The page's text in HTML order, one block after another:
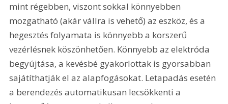
mint régebben, viszont sokkal könnyebben
mozgatható (akár vállra is vehető) az eszköz, és a
hegesztés folyamata is könnyebb a korszerű
vezérlésnek köszönhetően. Könnyebb az elektróda
begyújtása, a kevésbé gyakorlottak is gyorsabban
sajátíthatják el az alapfogásokat. Letapadás esetén
a berendezés automatikusan lecsökkenti a